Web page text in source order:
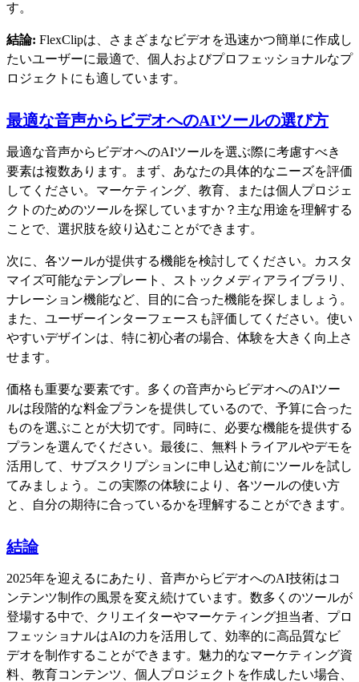
す。
結論: FlexClipは、さまざまなビデオを迅速かつ簡単に作成し
たいユーザーに最適で、個人およびプロフェッショナルなプ
ロジェクトにも適しています。
最適な音声からビデオへのAIツールの選び方
最適な音声からビデオへのAIツールを選ぶ際に考慮すべき
要素は複数あります。まず、あなたの具体的なニーズを評価
してください。マーケティング、教育、または個人プロジェ
クトのためのツールを探していますか？主な用途を理解する
ことで、選択肢を絞り込むことができます。
次に、各ツールが提供する機能を検討してください。カスタ
マイズ可能なテンプレート、ストックメディアライブラリ、
ナレーション機能など、目的に合った機能を探しましょう。
また、ユーザーインターフェースも評価してください。使い
やすいデザインは、特に初心者の場合、体験を大きく向上さ
せます。
価格も重要な要素です。多くの音声からビデオへのAIツー
ルは段階的な料金プランを提供しているので、予算に合った
ものを選ぶことが大切です。同時に、必要な機能を提供する
プランを選んでください。最後に、無料トライアルやデモを
活用して、サブスクリプションに申し込む前にツールを試し
てみましょう。この実際の体験により、各ツールの使い方
と、自分の期待に合っているかを理解することができます。
結論
2025年を迎えるにあたり、音声からビデオへのAI技術はコ
ンテンツ制作の風景を変え続けています。数多くのツールが
登場する中で、クリエイターやマーケティング担当者、プロ
フェッショナルはAIの力を活用して、効率的に高品質なビ
デオを制作することができます。魅力的なマーケティング資
料、教育コンテンツ、個人プロジェクトを作成したい場合、